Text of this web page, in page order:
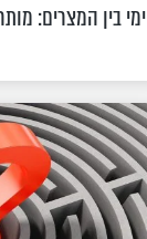
ימי בין המצרים: